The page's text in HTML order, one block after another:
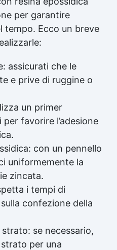
per garantire
tempo. Ecco un breve
assicurati che le
e prive di ruggine o
un primer
favorire l’adesione
con un pennello
uniformemente la
zincata.
i tempi di
confezione della
se necessario,
per una